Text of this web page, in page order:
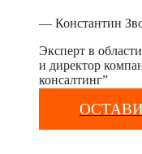
— Константин
Эксперт в
и директор
консалтинг”